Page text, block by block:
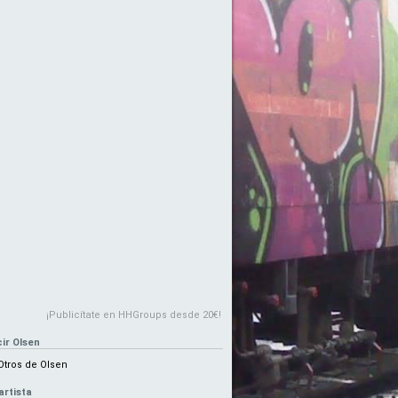
¡Publicítate en HHGroups desde 20€!
Olsen
de Olsen